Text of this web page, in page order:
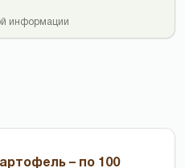
информации
– по 100